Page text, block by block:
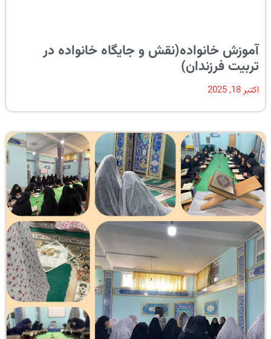
آموزش خانواده(نقش و جایگاه خانواده در
تربیت فرزندان)
اکتبر 18, 2025